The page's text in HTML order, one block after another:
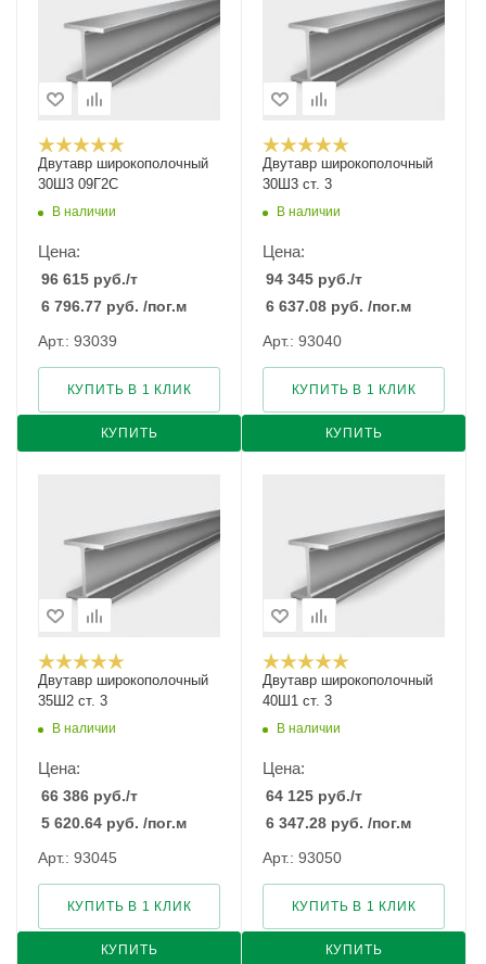
Двутавр широкополочный
30Ш3 09Г2С
В наличии
Цена:
96 615 руб./т
6 796.77 руб. /пог.м
Арт.: 93039
КУПИТЬ
КУПИТЬ В 1 КЛИК
Двутавр широкополочный
30Ш3 ст. 3
В наличии
Цена:
94 345 руб./т
6 637.08 руб. /пог.м
Арт.: 93040
КУПИТЬ
КУПИТЬ В 1 КЛИК
Двутавр широкополочный
35Ш2 ст. 3
В наличии
Цена:
66 386 руб./т
5 620.64 руб. /пог.м
Арт.: 93045
КУПИТЬ
КУПИТЬ В 1 КЛИК
Двутавр широкополочный
40Ш1 ст. 3
В наличии
Цена:
64 125 руб./т
6 347.28 руб. /пог.м
Арт.: 93050
КУПИТЬ
КУПИТЬ В 1 КЛИК